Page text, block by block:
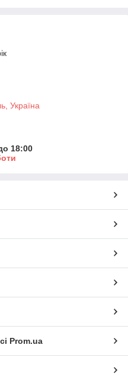
преміум-якості.
бренди, які мають
світу.
інтер'єр більш
раді проконсультувати.
та допоможуть при
Швидке та якісне
мета.
виробника зберігається, а
Україна
18:00
Prom.ua